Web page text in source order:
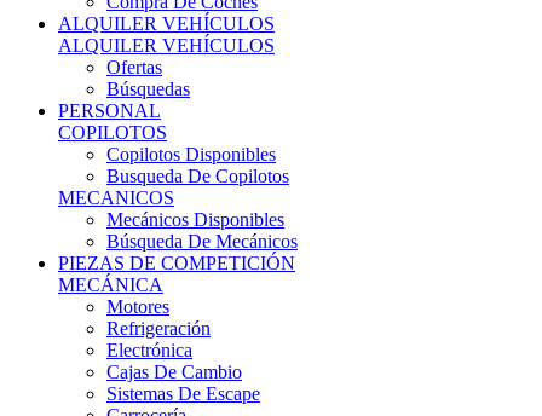
ALQUILER VEHÍCULOS
Ofertas
Búsquedas
PERSONAL
COPILOTOS
Copilotos Disponibles
Busqueda De Copilotos
MECANICOS
Mecánicos Disponibles
Búsqueda De Mecánicos
PIEZAS DE COMPETICIÓN
MECÁNICA
Motores
Refrigeración
Electrónica
Cajas De Cambio
Sistemas De Escape
Carrocería
Depositos